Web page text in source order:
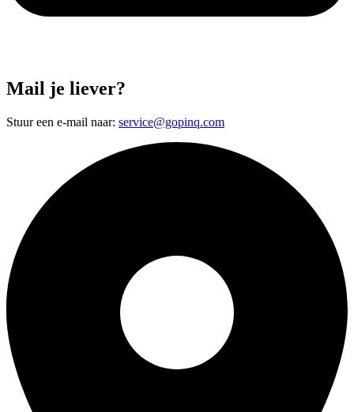
Mail je liever?
Stuur een e-mail naar: service@gopinq.com